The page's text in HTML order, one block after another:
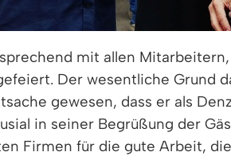
mit allen
Der wesentliche Grund
gewesen, dass er als
in seiner Begrüßung der
Firmen für die gute Arbeit,